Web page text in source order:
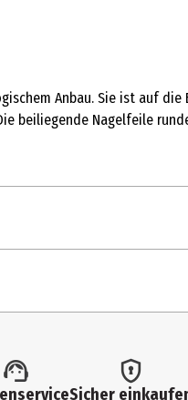
Anbau. Sie ist auf
beiliegende Nagelfeile
Sicher